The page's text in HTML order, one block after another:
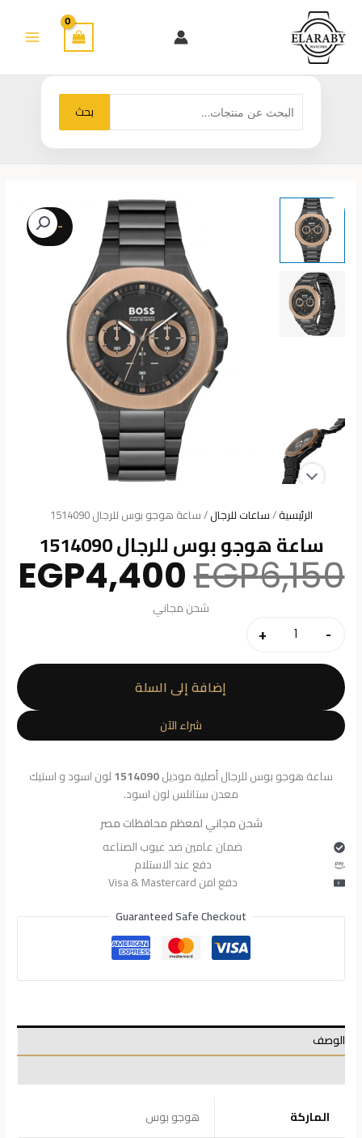
المحتوى
البحث
عن:
بحث
-28%
الرئيسية/ساعات للرجال/ ساعة هوجو بوس للرجال 1514090
ساعة هوجو بوس للرجال 1514090
EGP6,150 السعر
الأصلي
هو:
EGP6,150.
EGP4,400
شحن مجاني
-
كمية
ساعة
هوجو
بوس
للرجال
1514090
+
إضافة إلى السلة
شراء الآن
ساعة هوجو بوس للرجال أصلية موديل1514090لون اسود و استيك
معدن ستانلس لون اسود.
شحن مجاني لمعظم محافظات مصر
ضمان عامين ضد عيوب الصناعه
دفع عند الاستلام
دفع امن Visa & Mastercard
Guaranteed Safe Checkout
الوصف
الماركة
هوجو بوس